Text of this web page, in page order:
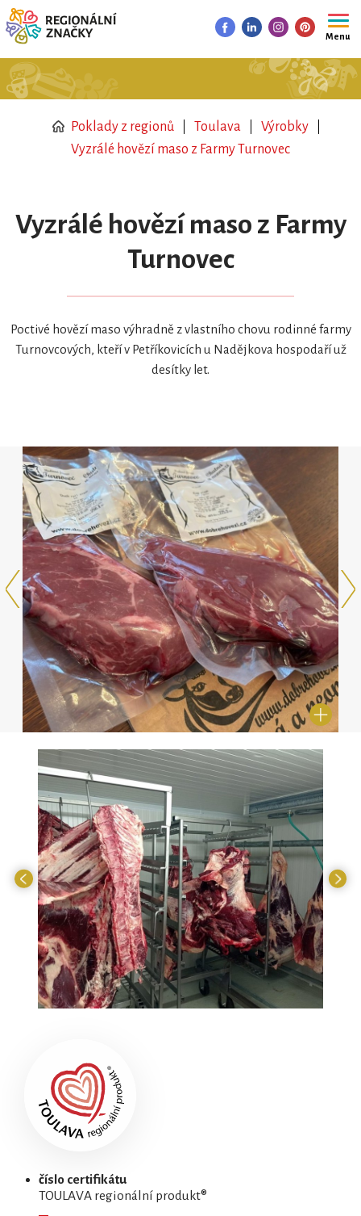
Menu
Poklady z regionů Toulava
Výrobky
Vyzrálé hovězí maso z Farmy Turnovec
Vyzrálé hovězí maso z Farmy
Turnovec
Poctivé hovězí maso výhradně z vlastního chovu rodinné farmy
Turnovcových, kteří v Petříkovicích u Nadějkova hospodaří už
desítky let.
číslo certifikátu
TOULAVA regionální produkt®